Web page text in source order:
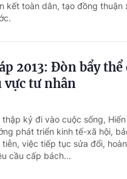
kết toàn dân, tạo đồng thuận
2013: Đòn bẩy
tư nhân
kỷ đi vào cuộc sống,
phát triển kinh tế-xã hội,
việc tiếp tục sửa đổi,
cầu cấp bách...